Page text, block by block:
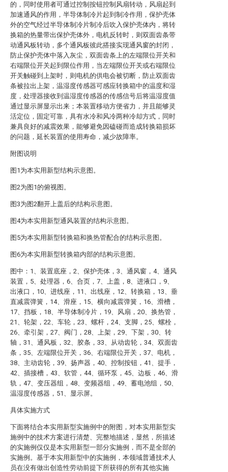
的，同时使用者可通过控制按钮控制风扇转动，风扇起到
加速通风的作用，半导体制冷片起到制冷作用，保护壳体
外的空气经过半导体制冷片制冷后吹入保护壳体内，将转
换箱的热量带出保护壳体外，电机反转时，则双面齿条带
动通风板转动，多个通风板彼此搭接实现通风窗的封闭，
防止保护壳体中落入灰尘，双面齿条上的左端限位开关和
右端限位开关起到限位作用，当左端限位开关或右端限位
开关触碰到上架时，则电机的供电会被切断，防止双面齿
条被拉出上架，温湿度传感器可感应转换箱中的温度和湿
度，处理器接收到温湿度传感器的传感信号后将温湿度值
通过显示屏显示出来；本装置移动方便省力，并且能够灵
活定位，固定可靠，具有水冷和风冷两种冷却方式，同时
兼具良好的减震效果，能够避免因磕碰而造成转换箱损坏
的问题，延长装置的使用寿命，减少故障率。
附图说明
图1为本实用新型结构示意图。
图2为图1的俯视图。
图3为图2翻开上盖后的结构示意图。
图4为本实用新型通风装置的结构示意图。
图5为本实用新型转换箱和换热管配合的结构示意图。
图6为本实用新型转换箱内部的结构示意图。
图中：1、装置底座，2、保护壳体，3、通风窗，4、通风
装置，5、处理器，6、合页，7、上盖，8、进液口，9、
出液口，10、进线座，11、出线座，12、转换箱，13、垂
直减震弹簧，14、滑座，15、横向减震弹簧，16、滑槽，
17、挡板，18、半导体制冷片，19、风扇，20、换热管，
21、轮架，22、车轮，23、螺杆，24、支脚，25、螺栓，
26、牵引架，27、阀门，28、上架，29、下架，30、转
轴，31、通风板，32、胶条，33、从动齿轮，34、双面齿
条，35、左端限位开关，36、右端限位开关，37、电机，
38、主动齿轮，39、扬声器，40、控制按钮，41、提手，
42、插接槽，43、软管，44、循环泵，45、边板，46、滑
轨，47、变压器组，48、变频器组，49、蓄电池组，50、
温湿度传感器，51、显示屏。
具体实施方式
下面将结合本实用新型实施例中的附图，对本实用新型实
施例中的技术方案进行清楚、完整地描述，显然，所描述
的实施例仅仅是本实用新型一部分实施例，而不是全部的
实施例。基于本实用新型中的实施例，本领域普通技术人
员在没有做出创造性劳动前提下所获得的所有其他实施